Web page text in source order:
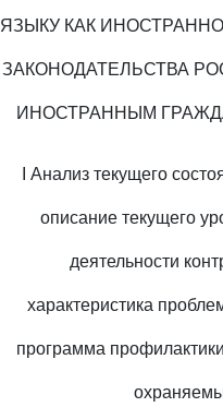
ЯЗЫКУ КАК
ЗАКОНОДАТЕЛЬСТВА
ИНОСТРАННЫМ
I Анализ текущего
описание текущего
деятельности
характеристика
программа